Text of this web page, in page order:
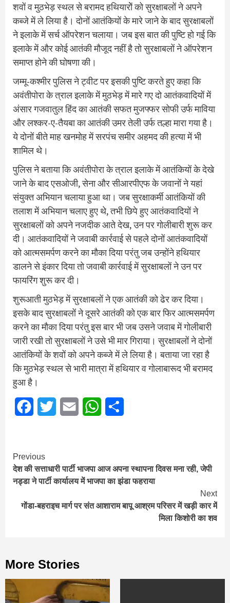
शवों व मुठभेड़ स्थल से बरामद हथियारोें को सुरक्षाबलों ने अपने
कब्जे में ले लिया है। दोनों आतंकियों के मारे जाने के बाद सुरक्षाबलों
ने इलाके में सर्च ऑपरेशन चलाया। जब इस बात की पुष्टि हो गई कि
इलाके में और कोई आतंकी मौजूद नहीं है तो सुरक्षाबलों ने ऑपरेशन
समाप्त होने की घोषणा की।
जम्मू-कश्मीर पुलिस ने ट्वीट पर इसकी पुष्टि करते हुए कहा कि
अवंतीपोरा के त्राल इलाके में मुठभेड़ में मारे गए दो आतंकवादियों में
अंसार गजवातुल हिंद का आतंकी सफत मुजफ्फर सोफी उर्फ माविया
और लश्कर-ए-तैयबा का आतंकी उमर तेली उर्फ तल्हा मारा गया है।
ये दोनों बीते माह खनमोह में सरपंच समीर अहमद की हत्या में भी
शामिल थे।
पुलिस ने बताया कि अवंतीपोरा के त्राल इलाके में आतंकियों के देखे
जाने के बाद एसओजी, सेना और सीआरपीएफ के जवानों ने यहां
संयुक्त अभियान चलाया हुआ था। जब सुरक्षाकर्मी आतंकियों की
तलाश में अभियान चलाए हुए थे, तभी छिपे हुए आतंकवादियों ने
सुरक्षाबलों को अपने नजदीक आते देख, उन पर गोलीबारी शुरू कर
दी। आतंकवादियों ने जवाबी कार्रवाई से पहले दोनों आतंकवादियों
को आत्मसमर्पण करने का मौका दिया परंतु जब उन्होंने हथियार
डालने से इंकार दिया तो जवाबी कार्रवाई में सुरक्षाबलों ने उन पर
फायरिंग शुरू कर दी।
शुरूआती मुठभेड़ में सुरक्षाबलों ने एक आतंकी को ढेर कर दिया।
इसके बाद सुरक्षाबलों ने दूसरे आतंकी को एक बार फिर आत्मसमर्पण
करने का मौका दिया परंतु इस बार भी जब उसने जवाब में गोलीबारी
जारी रखी तो सुरक्षाबलों ने उसे भी मार गिराया। सुरक्षाबलों ने दोनों
आतंकियों के शवों को अपने कब्जे में ले लिया है। बताया जा रहा है
कि मुठभेड़ स्थल से भारी मात्रा में हथियार व गोलाबारूद भी बरामद
हुआ है।
FacebookTwitter Email WhatsApp
Continue
Reading
Previous
देश की सत्ताधारी पार्टी भाजपा आज अपना स्थापना दिवस मना रही, जेपी
नड्डा ने पार्टी कार्यालय में भाजपा का झंडा फहराया
Next
गोंडा-बहराइच मार्ग पर संत आशाराम बापू आश्रम परिसर में खड़ी कार में
मिला किशोरी का शव
More Stories